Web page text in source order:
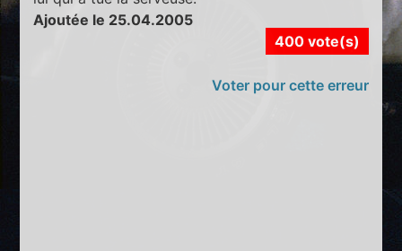
Ajoutée le 25.04.2005
400 vote(s)
Voter pour cette erreur